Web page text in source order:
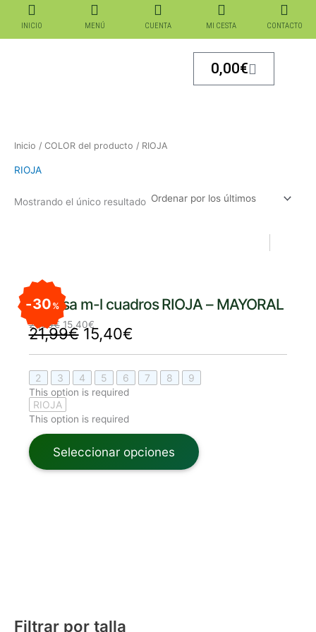
contenido
INICIO MENÚ CUENTA MI CESTA CONTACTO
0,00€Carrito
Filtrar por talla
Inicio / COLOR del producto / RIOJA
RIOJA
Mostrando el único resultado
30%
Camisa m-l cuadros RIOJA – MAYORAL
21,99€
original
era:
21,99€.
15,40€
actual
es:
21,99€
original
era:
21,99€.
15,40€
actual
es:
15,40€.
2 3 4 5 6 7 8 9
This option is required
RIOJA
This option is required
Seleccionar opciones